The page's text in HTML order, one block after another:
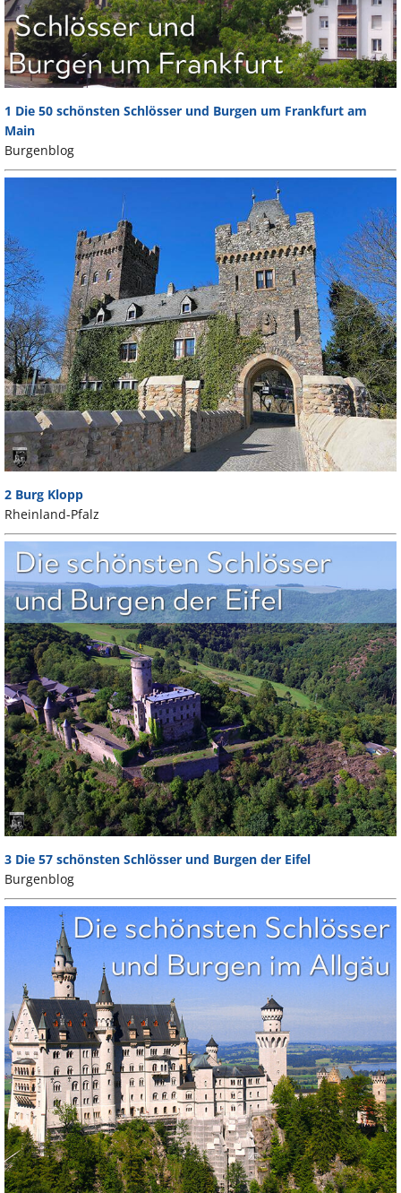
1 Die 50 schönsten Schlösser und Burgen um Frankfurt am
Main
Burgenblog
2 Burg Klopp
Rheinland-Pfalz
3 Die 57 schönsten Schlösser und Burgen der Eifel
Burgenblog